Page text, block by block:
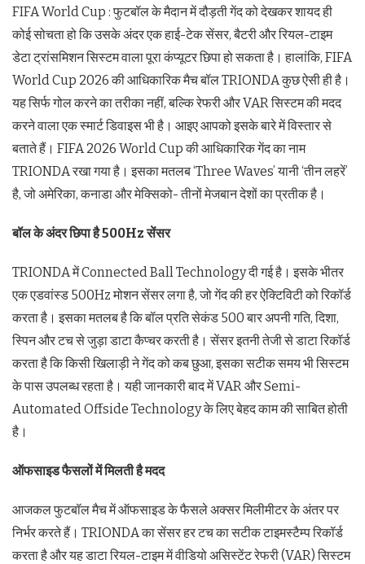
FIFA World Cup : फुटबॉल के मैदान में दौड़ती गेंद को देखकर शायद ही
कोई सोचता हो कि उसके अंदर एक हाई-टेक सेंसर, बैटरी और रियल-टाइम
डेटा ट्रांसमिशन सिस्टम वाला पूरा कंप्यूटर छिपा हो सकता है। हालांकि, FIFA
World Cup 2026 की आधिकारिक मैच बॉल TRIONDA कुछ ऐसी ही है।
यह सिर्फ गोल करने का तरीका नहीं, बल्कि रेफरी और VAR सिस्टम की मदद
करने वाला एक स्मार्ट डिवाइस भी है। आइए आपको इसके बारे में विस्तार से
बताते हैं। FIFA 2026 World Cup की आधिकारिक गेंद का नाम
TRIONDA रखा गया है। इसका मतलब ‘Three Waves’ यानी ‘तीन लहरें’
है, जो अमेरिका, कनाडा और मेक्सिको- तीनों मेजबान देशों का प्रतीक है।
बॉल के अंदर छिपा है500Hz सेंसर
TRIONDA में Connected Ball Technology दी गई है। इसके भीतर
एक एडवांस्ड 500Hz मोशन सेंसर लगा है, जो गेंद की हर ऐक्टिविटी को रिकॉर्ड
करता है। इसका मतलब है कि बॉल प्रति सेकंड 500 बार अपनी गति, दिशा,
स्पिन और टच से जुड़ा डाटा कैप्चर करती है। सेंसर इतनी तेजी से डाटा रिकॉर्ड
करता है कि किसी खिलाड़ी ने गेंद को कब छुआ, इसका सटीक समय भी सिस्टम
के पास उपलब्ध रहता है। यही जानकारी बाद में VAR और Semi-
Automated Offside Technology के लिए बेहद काम की साबित होती
है।
ऑफसाइड फैसलों में मिलती है मदद
आजकल फुटबॉल मैच में ऑफसाइड के फैसले अक्सर मिलीमीटर के अंतर पर
निर्भर करते हैं। TRIONDA का सेंसर हर टच का सटीक टाइमस्टैम्प रिकॉर्ड
करता है और यह डाटा रियल-टाइम में वीडियो असिस्टेंट रेफरी (VAR) सिस्टम